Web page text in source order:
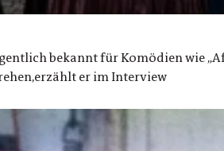
bekannt für Komödien wie
er im Interview